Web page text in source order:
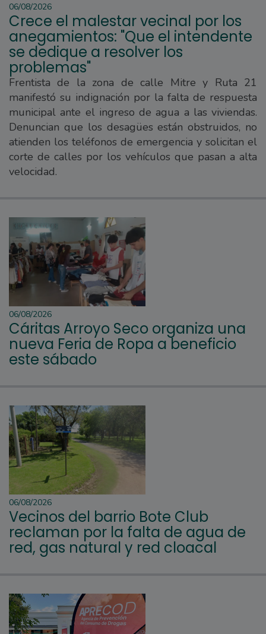
06/08/2026
Crece el malestar vecinal por los
anegamientos: "Que el intendente
se dedique a resolver los
problemas"
Frentista de la zona de calle Mitre y Ruta 21
manifestó su indignación por la falta de respuesta
municipal ante el ingreso de agua a las viviendas.
Denuncian que los desagües están obstruidos, no
atienden los teléfonos de emergencia y solicitan el
corte de calles por los vehículos que pasan a alta
velocidad.
06/08/2026
Cáritas Arroyo Seco organiza una
nueva Feria de Ropa a beneficio
este sábado
06/08/2026
Vecinos del barrio Bote Club
reclaman por la falta de agua de
red, gas natural y red cloacal